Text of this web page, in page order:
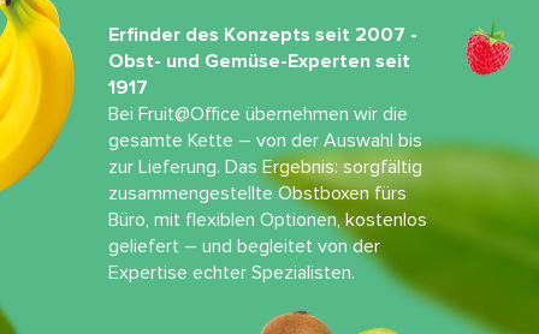
Erfinder des Konzepts seit 2007 -
Obst- und Gemüse-Experten seit
1917
Bei Fruit@Office übernehmen wir die
gesamte Kette – von der Auswahl bis
zur Lieferung. Das Ergebnis: sorgfältig
zusammengestellte Obstboxen fürs
Büro, mit flexiblen Optionen, kostenlos
geliefert – und begleitet von der
Expertise echter Spezialisten.